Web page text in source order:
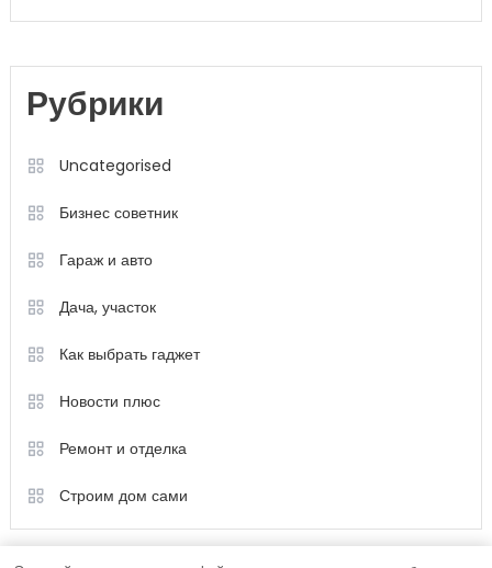
Рубрики
Uncategorised
Бизнес советник
Гараж и авто
Дача, участок
Как выбрать гаджет
Новости плюс
Ремонт и отделка
Строим дом сами